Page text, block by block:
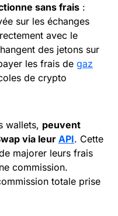
sans frais :
sur les échanges
avec le
des jetons sur
les frais de gaz
de crypto
wallets, peuvent
via leur API. Cette
majorer leurs frais
commission.
totale prise